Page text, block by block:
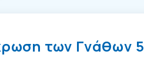
των Γνάθων 5